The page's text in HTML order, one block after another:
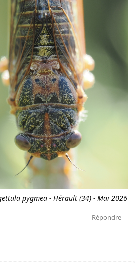
pygmea - Hérault (34) - Mai 2026
Répondre